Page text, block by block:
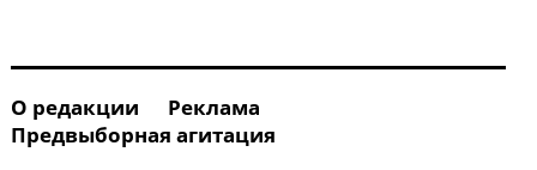
О редакции
Реклама
Предвыборная агитация